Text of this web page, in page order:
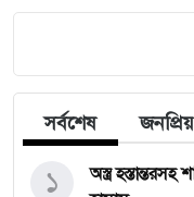
সর্বশেষ জনপ্রিয়
অস্ত্র হস্তান্তরসহ
১